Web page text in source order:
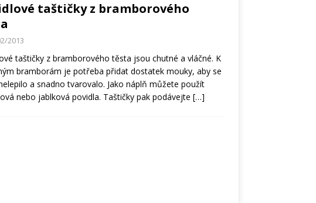
taštičky z bramborového
2013
taštičky z bramborového těsta jsou chutné a vláčné. K
bramborám je potřeba přidat dostatek mouky, aby se
a snadno tvarovalo. Jako náplň můžete použít
nebo jablková povidla. Taštičky pak podávejte […]